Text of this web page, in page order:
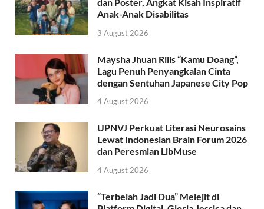
Anak-Anak Disabilitas
3 August 2026
Maysha Jhuan Rilis “Kamu Doang”,
Lagu Penuh Penyangkalan Cinta
dengan Sentuhan Japanese City Pop
4 August 2026
UPNVJ Perkuat Literasi Neurosains
Lewat Indonesian Brain Forum 2026
dan Peresmian LibMuse
4 August 2026
“Terbelah Jadi Dua” Melejit di